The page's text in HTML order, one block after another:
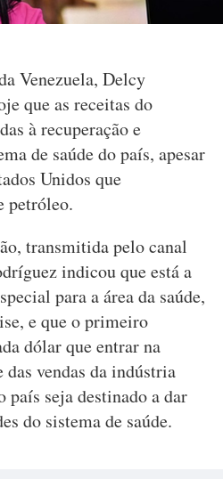
Venezuela, Delcy
que as receitas do
à recuperação e
de saúde do país, apesar
Unidos que
petróleo.
transmitida pelo canal
indicou que está a
para a área da saúde,
e que o primeiro
dólar que entrar na
vendas da indústria
país seja destinado a dar
do sistema de saúde.